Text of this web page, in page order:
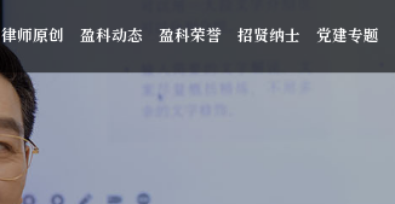
律师原创 盈科动态 盈科荣誉 招贤纳士 党建专题